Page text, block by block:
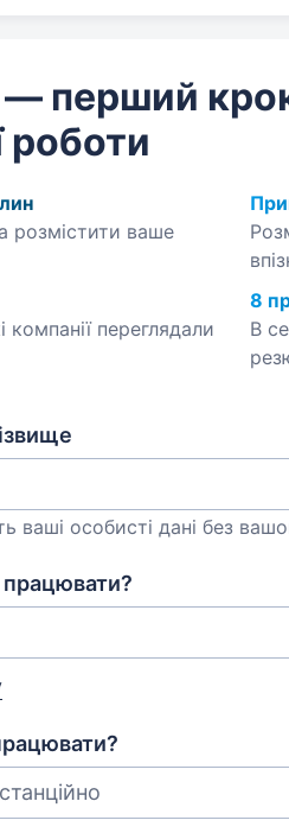
перший
роботи
розмістити ваше
компанії переглядали
8
В
ваші особисті дані без